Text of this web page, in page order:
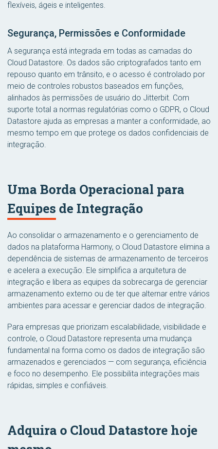
flexíveis, ágeis e inteligentes.
Segurança, Permissões e Conformidade
A segurança está integrada em todas as camadas do
Cloud Datastore. Os dados são criptografados tanto em
repouso quanto em trânsito, e o acesso é controlado por
meio de controles robustos baseados em funções,
alinhados às permissões de usuário do Jitterbit. Com
suporte total a normas regulatórias como o GDPR, o Cloud
Datastore ajuda as empresas a manter a conformidade, ao
mesmo tempo em que protege os dados confidenciais de
integração.
Uma Borda Operacional para
Equipes de Integração
Ao consolidar o armazenamento e o gerenciamento de
dados na plataforma Harmony, o Cloud Datastore elimina a
dependência de sistemas de armazenamento de terceiros
e acelera a execução. Ele simplifica a arquitetura de
integração e libera as equipes da sobrecarga de gerenciar
armazenamento externo ou de ter que alternar entre vários
ambientes para acessar e gerenciar dados de integração.
Para empresas que priorizam escalabilidade, visibilidade e
controle, o Cloud Datastore representa uma mudança
fundamental na forma como os dados de integração são
armazenados e gerenciados — com segurança, eficiência
e foco no desempenho. Ele possibilita integrações mais
rápidas, simples e confiáveis.
Adquira o Cloud Datastore hoje